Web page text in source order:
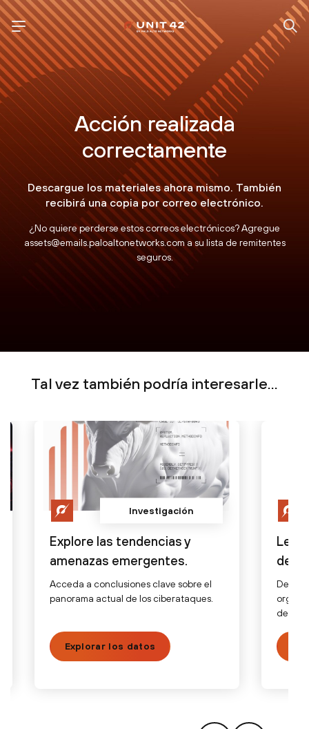
Acción realizada
correctamente
Descargue los materiales ahora mismo. También
recibirá una copia por correo electrónico.
¿No quiere perderse estos correos electrónicos? Agregue
assets@emails.paloaltonetworks.com a su lista de remitentes
seguros.
Tal vez también podría interesarle...
Investigación
Explore las tendencias y
amenazas emergentes.
Acceda a conclusiones clave sobre el
panorama actual de los ciberataques.
Explorar los datos
Lea
de